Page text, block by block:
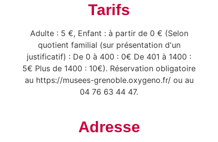
Tarifs
Adulte : 5 €, Enfant : à partir de 0 € (Selon
quotient familial (sur présentation d'un
justificatif) : De 0 à 400 : 0€ De 401 à 1400 :
5€ Plus de 1400 : 10€). Réservation obligatoire
au https://musees-grenoble.oxygeno.fr/ ou au
04 76 63 44 47.
Adresse